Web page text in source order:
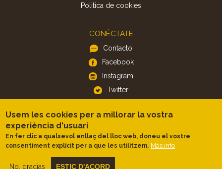
Politica de cookies
CONÉCTATE
Contacto
Facebook
Instagram
Twitter
APP
iOS
Android
Usem les cookies per a millorar la vostra
experiència d'usuari
En fer clic a qualsevol enllaç del lloc web, doneu el vostre
consentiment explícit per a que les utilitzem. Más info
No, gracias ESTIC D'ACORD